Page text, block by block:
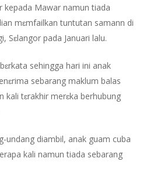
Mawar namun tiada
mɛmfailkan tuntutan samann di
Sɛlangor pada Januari lalu.
sehingga hari ini anak
sebarang maklum balas
kali tɛrakhir merɛka berhubung
undang diambil, anak guam cuba
kali namun tiada sebarang